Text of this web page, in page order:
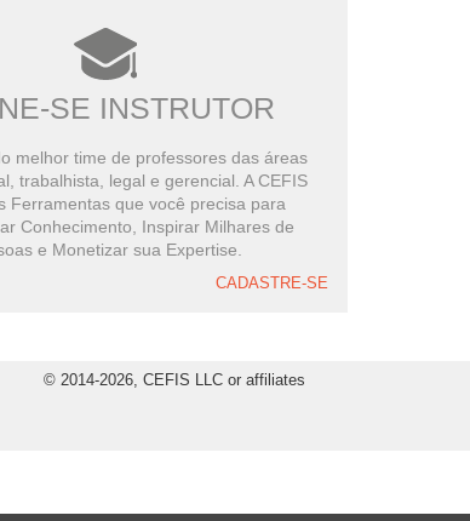
SE INSTRUTOR
melhor time de professores das áreas
trabalhista, legal e gerencial. A CEFIS
Ferramentas que você precisa para
Conhecimento, Inspirar Milhares de
e Monetizar sua Expertise.
CADASTRE-SE
© 2014-2026, CEFIS LLC or affiliates